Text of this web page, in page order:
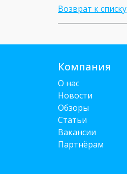
Возврат к списку
Компания
О нас
Новости
Обзоры
Статьи
Вакансии
Партнёрам